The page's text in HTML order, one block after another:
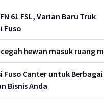
61 FSL, Varian Baru Truk
Fuso
hewan masuk ruang
Fuso Canter untuk Berbagai
Bisnis Anda